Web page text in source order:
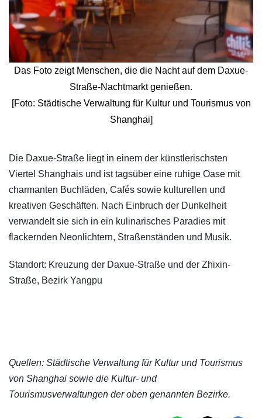
Das Foto zeigt Menschen, die die Nacht auf dem Daxue-
Straße-Nachtmarkt genießen.
[Foto: Städtische Verwaltung für Kultur und Tourismus von
Shanghai]
​Die Daxue-Straße liegt in einem der künstlerischsten
Viertel Shanghais und ist tagsüber eine ruhige Oase mit
charmanten Buchläden, Cafés sowie kulturellen und
kreativen Geschäften. Nach Einbruch der Dunkelheit
verwandelt sie sich in ein kulinarisches Paradies mit
flackernden Neonlichtern, Straßenständen und Musik.
Standort: Kreuzung der Daxue-Straße und der Zhixin-
Straße, Bezirk Yangpu
Quellen: Städtische Verwaltung für Kultur und Tourismus
von Shanghai sowie die Kultur- und
Tourismusverwaltungen der oben genannten Bezirke.